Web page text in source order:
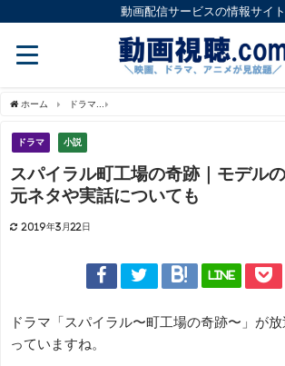
動画配信サービスの情報サイト
ホーム ドラマ
ドラマ 小説
スパイラル町工場の奇跡｜モデル
元ネタや実話についても
2019年3月22日
LINE
ドラマ「スパイラル〜町工場の奇跡〜」が
っていますね。